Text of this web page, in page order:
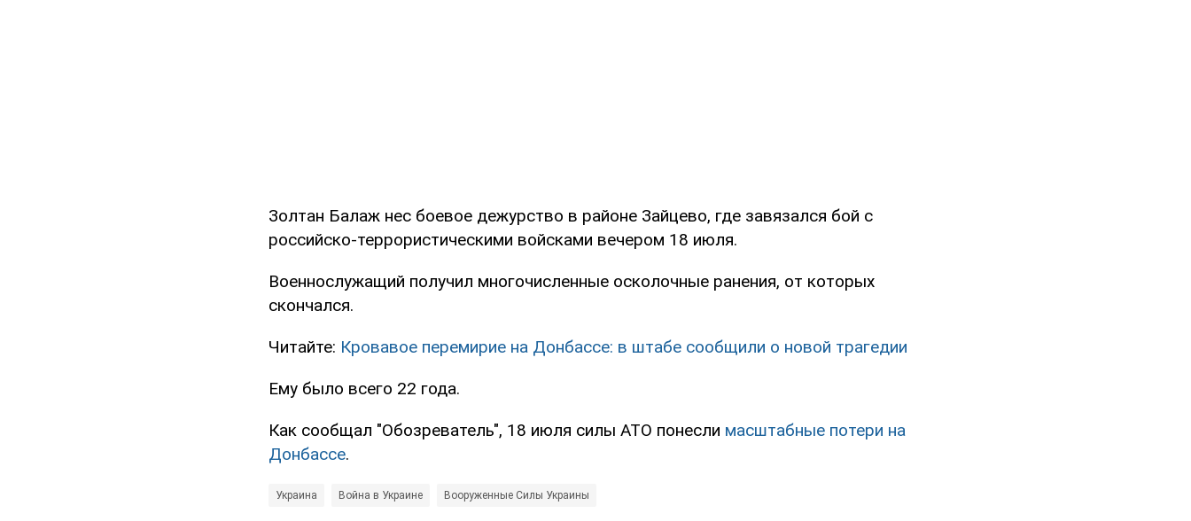
Золтан Балаж нес боевое дежурство в районе Зайцево, где завязался бой с
российско-террористическими войсками вечером 18 июля.
Военнослужащий получил многочисленные осколочные ранения, от которых
скончался.
Читайте: Кровавое перемирие на Донбассе: в штабе сообщили о новой трагедии
Ему было всего 22 года.
Как сообщал "Обозреватель", 18 июля силы АТО понесли масштабные потери на
Донбассе.
Украина Война в Украине Вооруженные Силы Украины